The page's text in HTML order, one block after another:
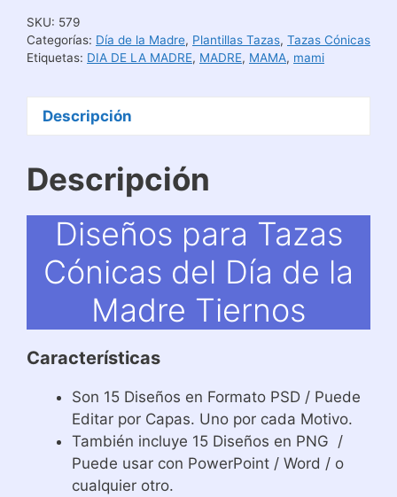
Día
de
Tiernos
SKU: 579
Categorías: Día de la Madre, Plantillas Tazas, Tazas Cónicas
Etiquetas: DIA DE LA MADRE, MADRE, MAMA, mami
Descripción
Descripción
Diseños para Tazas
Cónicas del Día de la
Madre Tiernos
Características
Son 15 Diseños en Formato PSD / Puede
Editar por Capas. Uno por cada Motivo.
También incluye 15 Diseños en PNG /
Puede usar con PowerPoint / Word / o
cualquier otro.